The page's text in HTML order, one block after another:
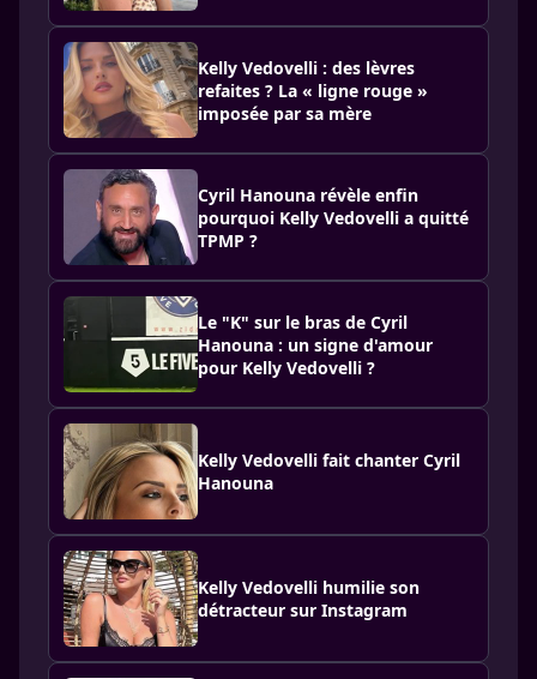
Kelly Vedovelli : des lèvres
refaites ? La « ligne rouge »
imposée par sa mère
Cyril Hanouna révèle enfin
pourquoi Kelly Vedovelli a quitté
TPMP ?
Le "K" sur le bras de Cyril
Hanouna : un signe d'amour
pour Kelly Vedovelli ?
Kelly Vedovelli fait chanter Cyril
Hanouna
Kelly Vedovelli humilie son
détracteur sur Instagram